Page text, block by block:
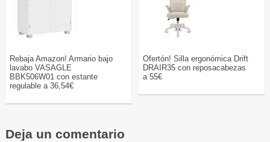
Rebaja Amazon! Armario bajo
lavabo VASAGLE
BBK506W01 con estante
regulable a 36,54€
Ofertón! Silla ergonómica Drift
DRAIR35 con reposacabezas
a 55€
Deja un comentario